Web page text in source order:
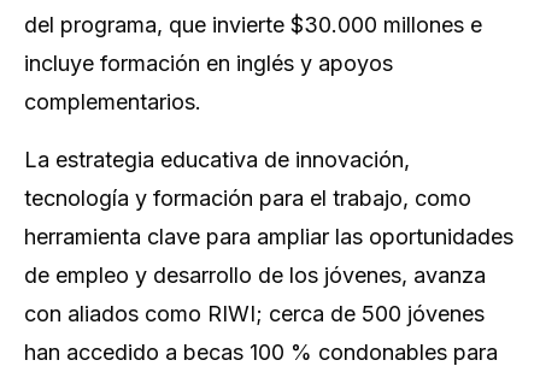
del programa, que invierte $30.000 millones e
incluye formación en inglés y apoyos
complementarios.
La estrategia educativa de innovación,
tecnología y formación para el trabajo, como
herramienta clave para ampliar las oportunidades
de empleo y desarrollo de los jóvenes, avanza
con aliados como RIWI; cerca de 500 jóvenes
han accedido a becas 100 % condonables para